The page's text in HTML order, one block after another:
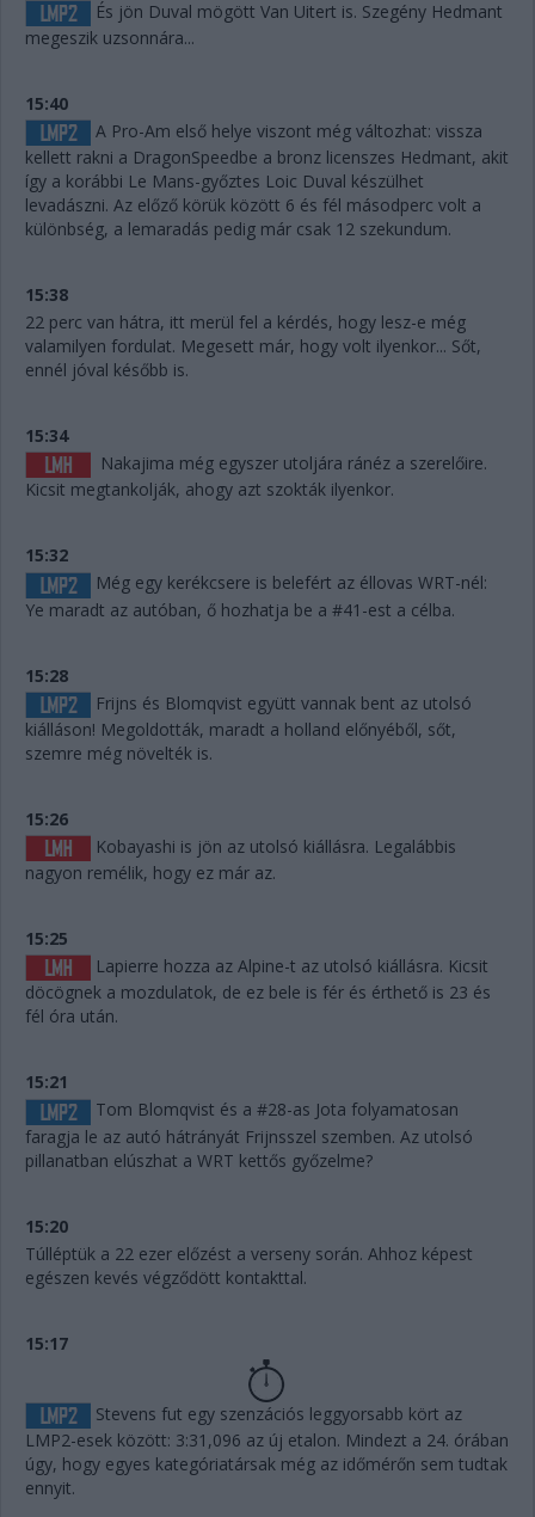
És jön Duval mögött Van Uitert is. Szegény Hedmant
megeszik uzsonnára...
15:40
A Pro-Am első helye viszont még változhat: vissza
kellett rakni a DragonSpeedbe a bronz licenszes Hedmant, akit
így a korábbi Le Mans-győztes Loic Duval készülhet
levadászni. Az előző körük között 6 és fél másodperc volt a
különbség, a lemaradás pedig már csak 12 szekundum.
15:38
22 perc van hátra, itt merül fel a kérdés, hogy lesz-e még
valamilyen fordulat. Megesett már, hogy volt ilyenkor... Sőt,
ennél jóval később is.
15:34
Nakajima még egyszer utoljára ránéz a szerelőire.
Kicsit megtankolják, ahogy azt szokták ilyenkor.
15:32
Még egy kerékcsere is belefért az éllovas WRT-nél:
Ye maradt az autóban, ő hozhatja be a #41-est a célba.
15:28
Frijns és Blomqvist együtt vannak bent az utolsó
kiálláson! Megoldották, maradt a holland előnyéből, sőt,
szemre még növelték is.
15:26
Kobayashi is jön az utolsó kiállásra. Legalábbis
nagyon remélik, hogy ez már az.
15:25
Lapierre hozza az Alpine-t az utolsó kiállásra. Kicsit
döcögnek a mozdulatok, de ez bele is fér és érthető is 23 és
fél óra után.
15:21
Tom Blomqvist és a #28-as Jota folyamatosan
faragja le az autó hátrányát Frijnsszel szemben. Az utolsó
pillanatban elúszhat a WRT kettős győzelme?
15:20
Túlléptük a 22 ezer előzést a verseny során. Ahhoz képest
egészen kevés végződött kontakttal.
15:17
Stevens fut egy szenzációs leggyorsabb kört az
LMP2-esek között: 3:31,096 az új etalon. Mindezt a 24. órában
úgy, hogy egyes kategóriatársak még az időmérőn sem tudtak
ennyit.